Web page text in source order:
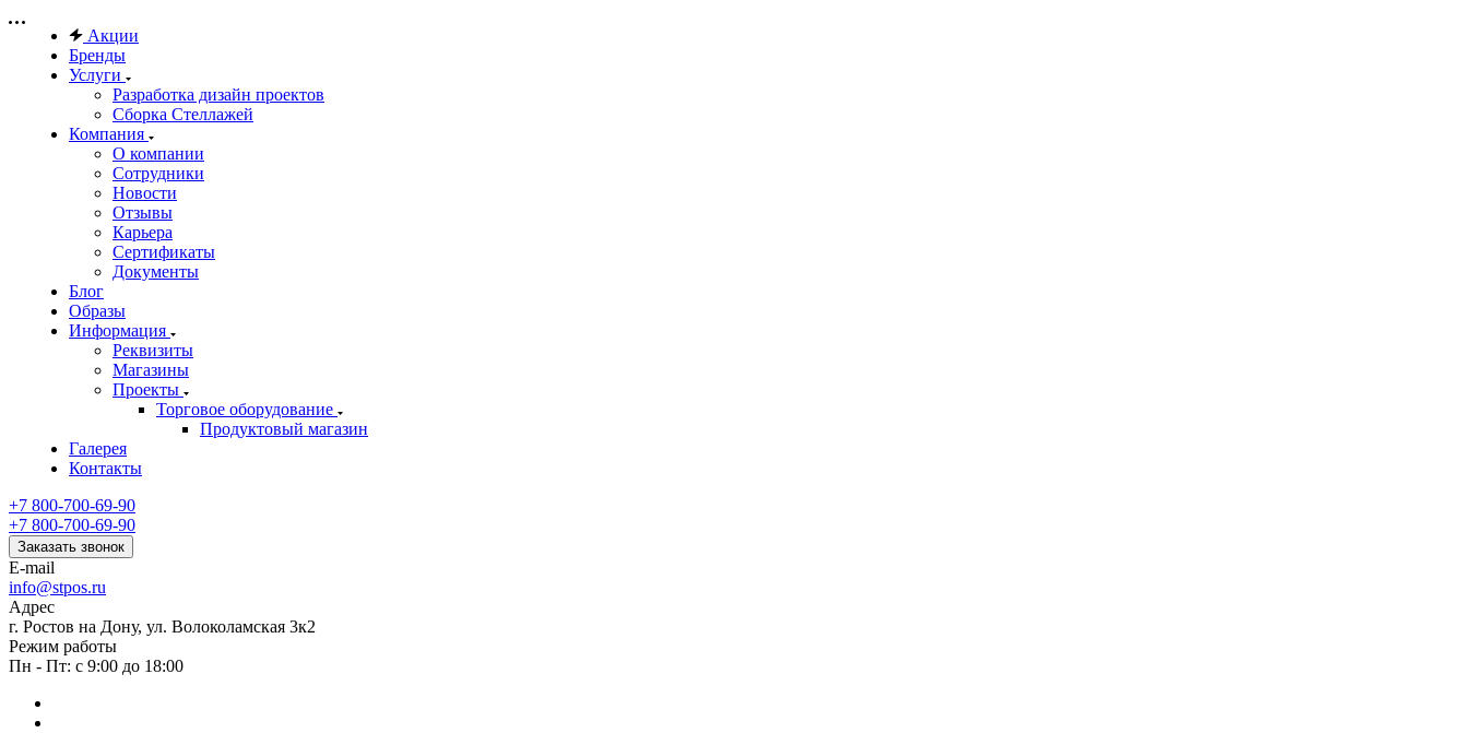
Акции
Бренды
Услуги
Разработка дизайн проектов
Сборка Стеллажей
Компания
О компании
Сотрудники
Новости
Отзывы
Карьера
Сертификаты
Документы
Блог
Образы
Информация
Реквизиты
Магазины
Проекты
Торговое оборудование
Продуктовый магазин
Галерея
Контакты
+7 800-700-69-90
+7 800-700-69-90
Заказать звонок
E-mail
info@stpos.ru
Адрес
г. Ростов на Дону, ул. Волоколамская 3к2
Режим работы
Пн - Пт: с 9:00 до 18:00